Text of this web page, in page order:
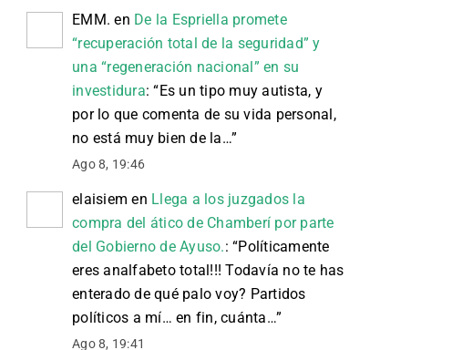
EMM. en De la Espriella promete
“recuperación total de la seguridad” y
una “regeneración nacional” en su
investidura: “Es un tipo muy autista, y
por lo que comenta de su vida personal,
no está muy bien de la…”
Ago 8, 19:46
elaisiem en Llega a los juzgados la
compra del ático de Chamberí por parte
del Gobierno de Ayuso.: “Políticamente
eres analfabeto total!!! Todavía no te has
enterado de qué palo voy? Partidos
políticos a mí… en fin, cuánta…”
Ago 8, 19:41